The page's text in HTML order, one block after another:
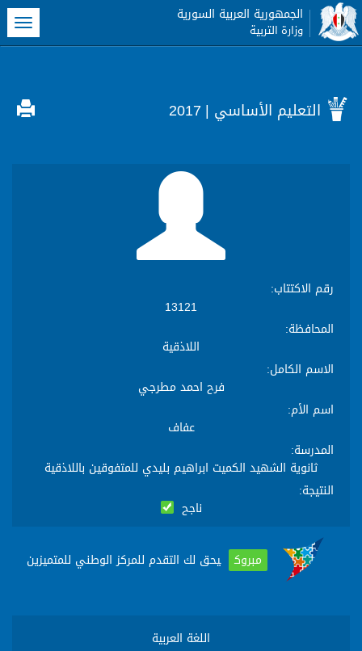
الجمهورية العربية السورية
وزارة التربية
التعليم الأساسي
رقم الاكتتاب:
13121
المحافظة:
اللاذقية
الاسم الكامل:
فرح احمد مطرجي
اسم الأم:
عفاف
المدرسة:
ثانوية الشهيد الكميت ابراهيم بليدي للمتفوقين باللاذقية
النتيجة:
ناجح
مبروك يحق لك التقدم للمركز الوطني للمتميزين
اللغة العربية